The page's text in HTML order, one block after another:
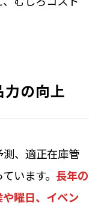
の向上
、適正在庫管
います。 長年の
曜日、イベン